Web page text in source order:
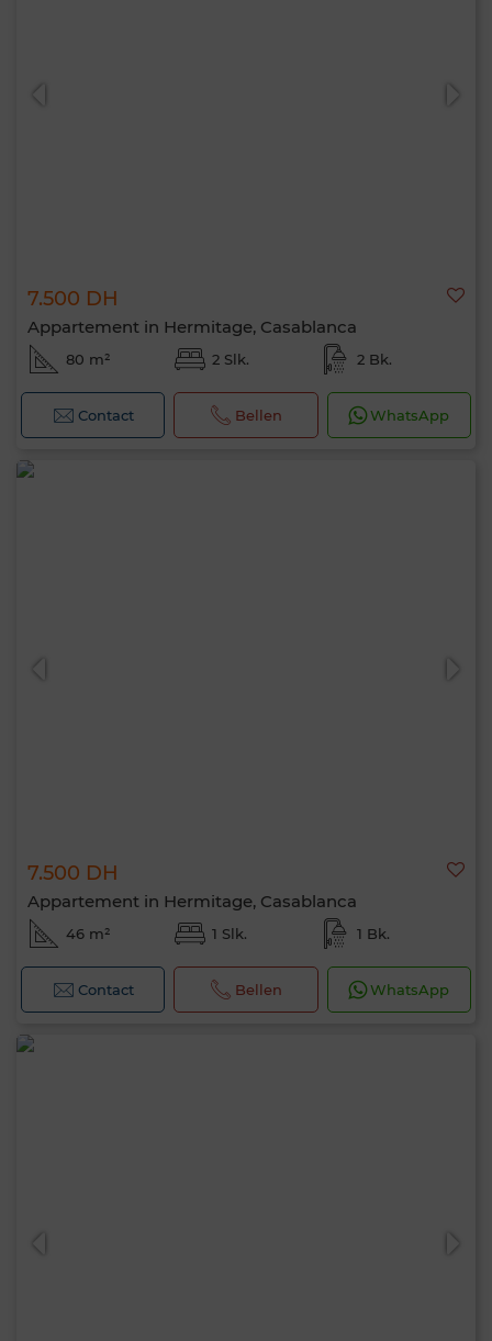
7.500 DH
Appartement in Hermitage, Casablanca
80 m² 2 Slk. 2 Bk.
Contact Bellen WhatsApp
7.500 DH
Appartement in Hermitage, Casablanca
46 m² 1 Slk. 1 Bk.
Contact Bellen WhatsApp